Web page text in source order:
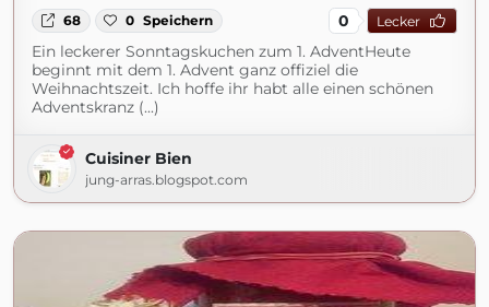
68 0 Speichern 0 Lecker
Ein leckerer Sonntagskuchen zum 1. AdventHeute
beginnt mit dem 1. Advent ganz offiziel die
Weihnachtszeit. Ich hoffe ihr habt alle einen schönen
Adventskranz (...)
Cuisiner Bien
jung-arras.blogspot.com